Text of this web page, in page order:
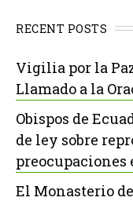
RECENT POSTS
Vigilia por la
Llamado a la
Obispos de
de ley sobre
El Monasterio